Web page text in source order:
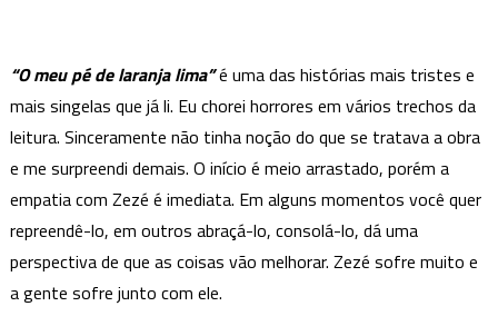
“O meu pé de laranja lima”é uma das histórias mais tristes e
mais singelas que já li. Eu chorei horrores em vários trechos da
leitura. Sinceramente não tinha noção do que se tratava a obra
e me surpreendi demais. O início é meio arrastado, porém a
empatia com Zezé é imediata. Em alguns momentos você quer
repreendê-lo, em outros abraçá-lo, consolá-lo, dá uma
perspectiva de que as coisas vão melhorar. Zezé sofre muito e
a gente sofre junto com ele.